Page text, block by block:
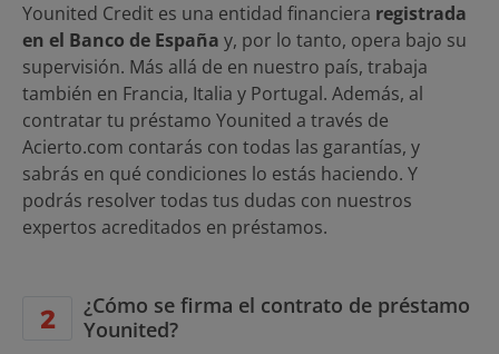
Younited Credit es una entidad financiera registrada
en el Banco de España y, por lo tanto, opera bajo su
supervisión. Más allá de en nuestro país, trabaja
también en Francia, Italia y Portugal. Además, al
contratar tu préstamo Younited a través de
Acierto.com contarás con todas las garantías, y
sabrás en qué condiciones lo estás haciendo. Y
podrás resolver todas tus dudas con nuestros
expertos acreditados en préstamos.
¿Cómo se firma el contrato de préstamo
Younited?